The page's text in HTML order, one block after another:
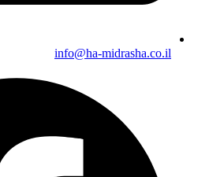
info@ha-midrasha.co.il